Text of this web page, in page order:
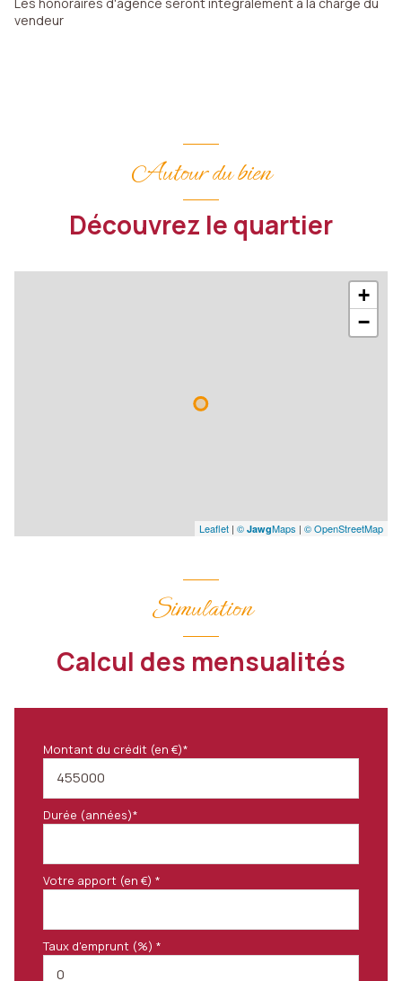
vendeur
Autour du bien
Découvrez le quartier
+
−
Leaflet | © JawgMaps | © OpenStreetMap
Simulation
Calcul des mensualités
Montant du crédit (en €)*
Durée (années)*
Votre apport (en €) *
Taux d'emprunt (%) *